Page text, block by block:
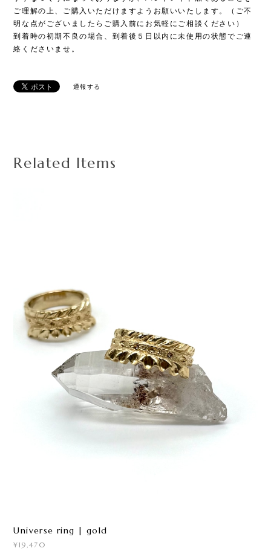
ご理解の上、ご購入いただけますようお願いいたします。（ご不
明な点がございましたらご購入前にお気軽にご相談ください）
到着時の初期不良の場合、到着後５日以内に未使用の状態でご連
絡くださいませ。
通報する
Related Items
Universe ring | gold
¥19,470